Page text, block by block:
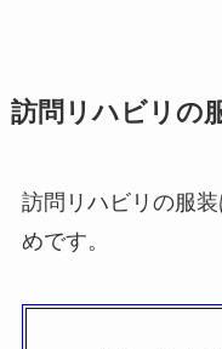
訪問リハビリの
訪問リハビリの服
めです。